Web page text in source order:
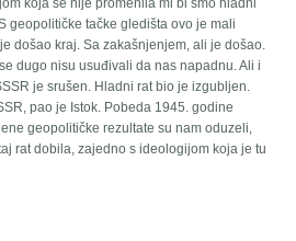
geopolitičke tačke gledišta ovo je mali
došao kraj. Sa zakašnjenjem, ali je došao.
dugo nisu usuđivali da nas napadnu. Ali i
je srušen. Hladni rat bio je izgubljen.
pao je Istok. Pobeda 1945. godine
geopolitičke rezultate su nam oduzeli,
rat dobila, zajedno s ideologijom koja je tu